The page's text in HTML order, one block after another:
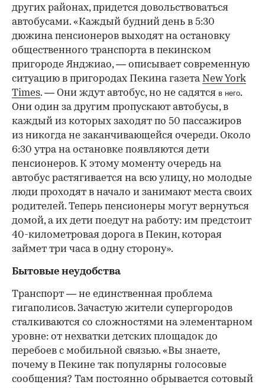
других районах, придется довольствоваться
автобусами. «Каждый будний день в 5:30
дюжина пенсионеров выходят на остановку
общественного транспорта в пекинском
пригороде Янджиао, — описывает современную
ситуацию в пригородах Пекина газета New York
Times. — Они ждут автобус, но не садятся в него.
Они один за другим пропускают автобусы, в
каждый из которых заходят по 50 пассажиров
из никогда не заканчивающейся очереди. Около
6:30 утра на остановке появляются дети
пенсионеров. К этому моменту очередь на
автобус растягивается на всю улицу, но молодые
люди проходят в начало и занимают места своих
родителей. Теперь пенсионеры могут вернуться
домой, а их дети поедут на работу: им предстоит
40-километровая дорога в Пекин, которая
займет три часа в одну сторону».
Бытовые неудобства
Транспорт — не единственная проблема
гигаполисов. Зачастую жители супергородов
сталкиваются со сложностями на элементарном
уровне: от нехватки детских площадок до
перебоев с мобильной связью. «Вы знаете,
почему в Пекине так популярны голосовые
сообщения? Там постоянно обрывается сотовый